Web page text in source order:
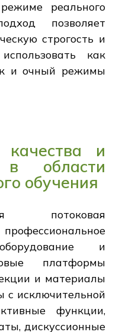
реального
позволяет
строгость и
как
и очный режимы
качества и
в области
обучения
потоковая
и
платформы
и материалы
с исключительной
функции,
дискуссионные